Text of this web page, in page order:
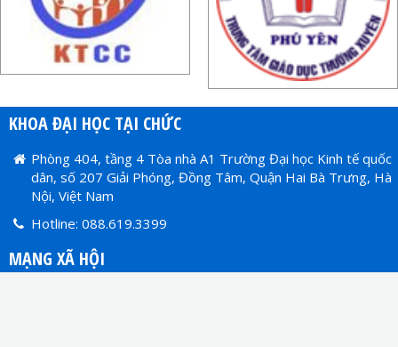
KHOA ĐẠI HỌC TẠI CHỨC
Phòng 404, tầng 4 Tòa nhà A1 Trường Đại học Kinh tế quốc
dân, số 207 Giải Phóng, Đồng Tâm, Quận Hai Bà Trưng, Hà
Nội, Việt Nam
Hotline: 088.619.3399
MẠNG XÃ HỘI